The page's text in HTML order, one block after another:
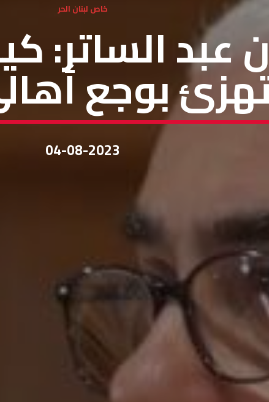
خاص لبنان الحر
عبد
بوجع
04-08-2023